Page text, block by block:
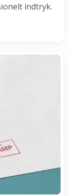
indtryk.